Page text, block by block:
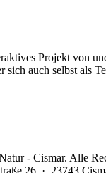
Projekt von
sich auch selbst als
- Cismar. Alle
26 · 23743